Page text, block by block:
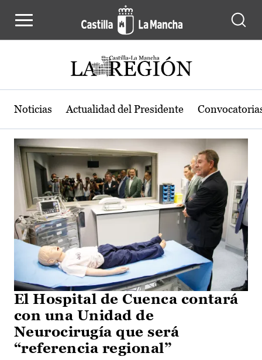
Actualidad de la región de Castilla-
Noticias Actualidad del Presidente
El Hospital de Cuenca contará
con una Unidad de
Neurocirugía que será
“referencia regional”